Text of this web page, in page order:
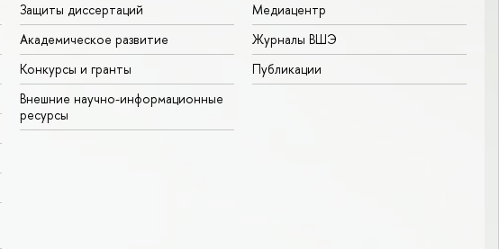
Защиты диссертаций
Академическое развитие
Конкурсы и гранты
Внешние научно-информационные
ресурсы
Медиацентр
Журналы ВШЭ
Публикации